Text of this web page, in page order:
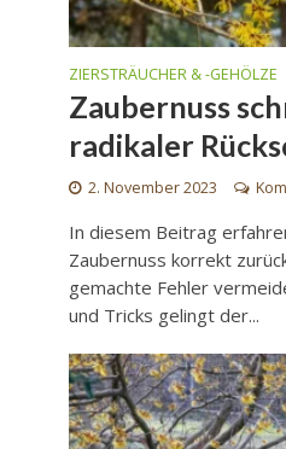
ZIERSTRÄUCHER & -GEHÖLZE
Zaubernuss
radikaler
2. November 2023
In diesem Beitrag
Zaubernuss korrekt
gemachte Fehler
und Tricks gelingt der...